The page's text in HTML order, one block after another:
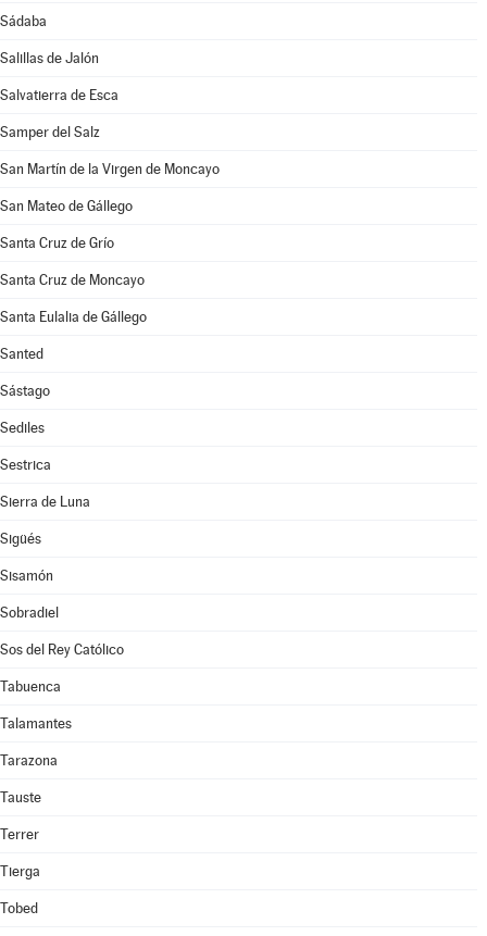
Sádaba
Salillas de Jalón
Salvatierra de Esca
Samper del Salz
San Martín de la Virgen de Moncayo
San Mateo de Gállego
Santa Cruz de Grío
Santa Cruz de Moncayo
Santa Eulalia de Gállego
Santed
Sástago
Sediles
Sestrica
Sierra de Luna
Sigüés
Sisamón
Sobradiel
Sos del Rey Católico
Tabuenca
Talamantes
Tarazona
Tauste
Terrer
Tierga
Tobed